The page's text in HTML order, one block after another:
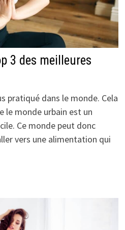
3 des meilleures
pratiqué dans le monde. Cela
le monde urbain est un
Ce monde peut donc
vers une alimentation qui